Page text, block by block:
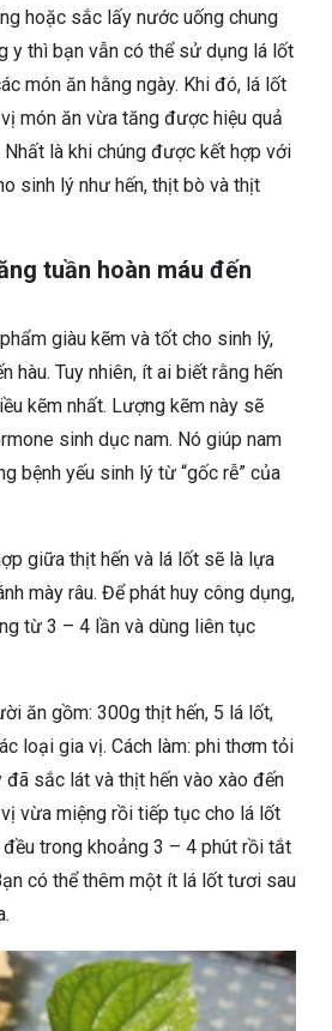
hoặc sắc lấy nước uống chung
y thì bạn vẫn có thể sử dụng lá lốt
món ăn hằng ngày. Khi đó, lá lốt
món ăn vừa tăng được hiệu quả
Nhất là khi chúng được kết hợp với
sinh lý như hến, thịt bò và thịt
tuần hoàn máu đến
giàu kẽm và tốt cho sinh lý,
hàu. Tuy nhiên, ít ai biết rằng hến
kẽm nhất. Lượng kẽm này sẽ
sinh dục nam. Nó giúp nam
bệnh yếu sinh lý từ “gốc rễ” của
giữa thịt hến và lá lốt sẽ là lựa
mày râu. Để phát huy công dụng,
từ 3 – 4 lần và dùng liên tục
ăn gồm: 300g thịt hến, 5 lá lốt,
loại gia vị. Cách làm: phi thơm tỏi
đã sắc lát và thịt hến vào xào đến
vừa miệng rồi tiếp tục cho lá lốt
trong khoảng 3 – 4 phút rồi tắt
có thể thêm một ít lá lốt tươi sau